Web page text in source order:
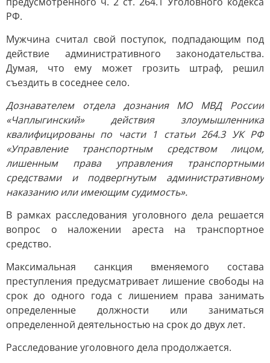
РФ.
Мужчина считал свой поступок, подпадающим под
действие административного законодательства.
Думая, что ему может грозить штраф, решил
съездить в соседнее село.
Дознавателем отдела дознания МО МВД России
«Чаплыгинский» действия злоумышленника
квалифицированы по части 1 статьи 264.3 УК РФ
«Управление транспортным средством лицом,
лишенным права управления транспортными
средствами и подвергнутым административному
наказанию или имеющим судимость».
В рамках расследования уголовного дела решается
вопрос о наложении ареста на транспортное
средство.
Максимальная санкция вменяемого состава
преступления предусматривает лишение свободы на
срок до одного года с лишением права занимать
определенные должности или заниматься
определенной деятельностью на срок до двух лет.
Расследование уголовного дела продолжается.